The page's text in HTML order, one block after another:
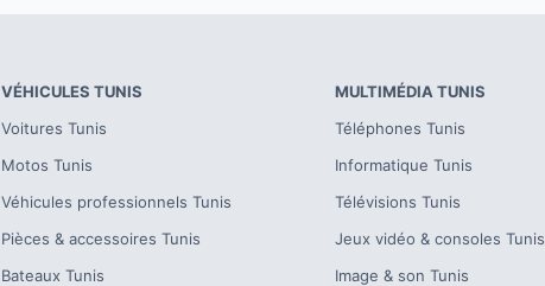
VÉHICULES TUNIS
Voitures Tunis
Motos Tunis
Véhicules professionnels Tunis
Pièces & accessoires Tunis
Bateaux Tunis
MULTIMÉDIA TUNIS
Téléphones Tunis
Informatique Tunis
Télévisions Tunis
Jeux vidéo & consoles Tunis
Image & son Tunis